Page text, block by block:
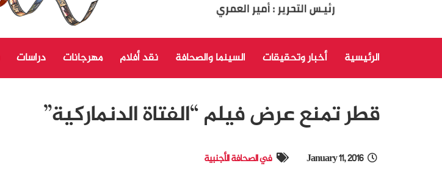
الرئيسية أخبار وتحقيقات السينما والصحافة نقد أفلام مهرجانات دراسات
قطر تمنع عرض فيلم “الفتاة الدنماركية”
January 11, 2016 في الصحافة الأجنبية